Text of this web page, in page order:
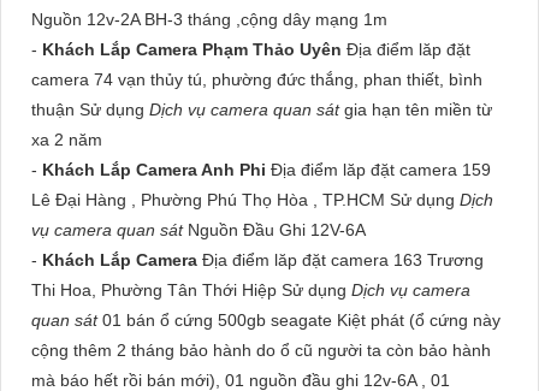
Nguồn 12v-2A BH-3 tháng ,cộng dây mạng 1m
- Khách Lắp Camera Phạm Thảo Uyên Địa điểm lăp đặt
camera 74 vạn thủy tú, phường đức thắng, phan thiết, bình
thuận Sử dụng Dịch vụ camera quan sátgia hạn tên miền từ
xa 2 năm
- Khách Lắp Camera Anh Phi Địa điểm lăp đặt camera 159
Lê Đại Hàng , Phường Phú Thọ Hòa , TP.HCM Sử dụng Dịch
vụ camera quan sát Nguồn Đầu Ghi 12V-6A
- Khách Lắp Camera Địa điểm lăp đặt camera 163 Trương
Thi Hoa, Phường Tân Thới Hiệp Sử dụng Dịch vụ camera
quan sát01 bán ổ cứng 500gb seagate Kiệt phát (ổ cứng này
cộng thêm 2 tháng bảo hành do ổ cũ người ta còn bảo hành
mà báo hết rồi bán mới), 01 nguồn đầu ghi 12v-6A , 01